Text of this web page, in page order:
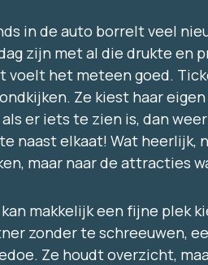
in de auto borrelt veel
zijn met al die drukte en
voelt het meteen goed.
Ze kiest haar eigen
er iets te zien is, dan weer
naast elkaat! Wat heerlijk,
maar naar de attracties
makkelijk een fijne plek
zonder te schreeuwen,
Ze houdt overzicht,